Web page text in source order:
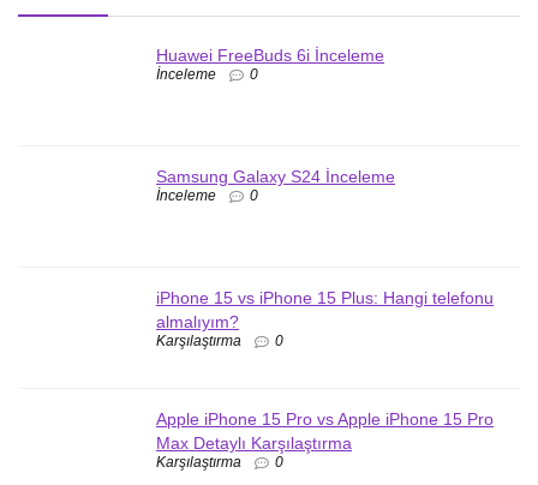
Huawei FreeBuds 6i İnceleme
İnceleme 0
Samsung Galaxy S24 İnceleme
İnceleme 0
iPhone 15 vs iPhone 15 Plus: Hangi telefonu
almalıyım?
Karşılaştırma 0
Apple iPhone 15 Pro vs Apple iPhone 15 Pro
Max Detaylı Karşılaştırma
Karşılaştırma 0